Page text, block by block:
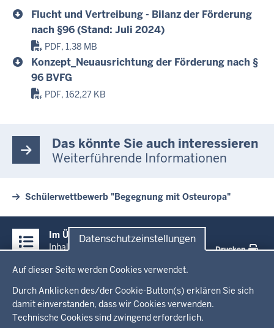
Datenschutzeinstellungen
Auf dieser Seite werden Cookies verwendet.
Durch Anklicken des/der Cookie-Button(s) erklären Sie sich
damit einverstanden, dass wir Cookies verwenden.
Technische Cookies sind zwingend erforderlich.
Flucht und Vertreibung - Bilanz der Förderung
nach §96 (Stand: Juli 2024)
PDF, 1,38 MB
Konzept_Neuausrichtung der Förderung nach §
96 BVFG
PDF, 162,27 KB
Das könnte Sie auch interessieren
Weiterführende Informationen
Schülerwettbewerb "Begegnung mit Osteuropa"
Inhalte
Im Überblick
Inhalt
Drucken
Menü
in
der
Fußzeile
Startseite
Ministerium